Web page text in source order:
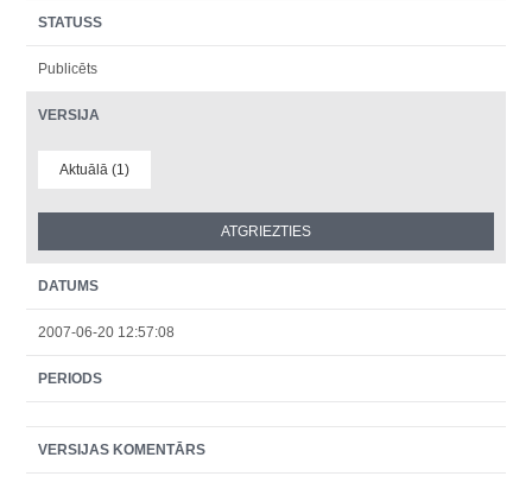
STATUSS
Publicēts
VERSIJA
Aktuālā (1)
DATUMS
2007-06-20 12:57:08
PERIODS
VERSIJAS KOMENTĀRS